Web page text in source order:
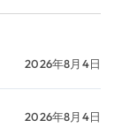
2026年8月4日
2026年8月4日